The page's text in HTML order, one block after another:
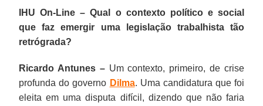
IHU On-Line – Qual o contexto político e social
que faz emergir uma legislação trabalhista tão
retrógrada?
Ricardo Antunes –Um contexto, primeiro, de crise
profunda do governo Dilma. Uma candidatura que foi
eleita em uma disputa difícil, dizendo que não faria